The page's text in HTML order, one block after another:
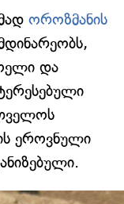
ოროზმანის
და
ეროვნული